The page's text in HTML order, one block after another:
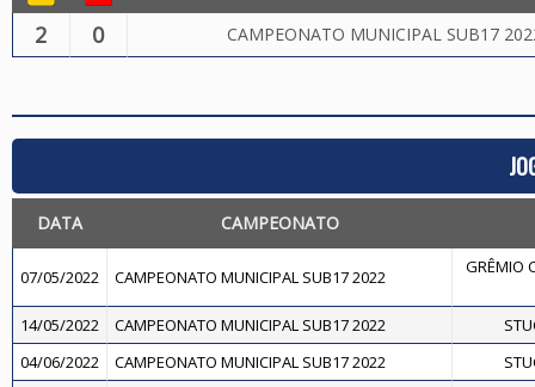
2 0 CAMPEONATO MUNICIPAL SUB17
DATA CAMPEONATO
07/05/2022 CAMPEONATO MUNICIPAL SUB17 2022 GRÊMIO
14/05/2022 CAMPEONATO MUNICIPAL SUB17 2022
04/06/2022
CAMPEONATO MUNICIPAL SUB17 2022